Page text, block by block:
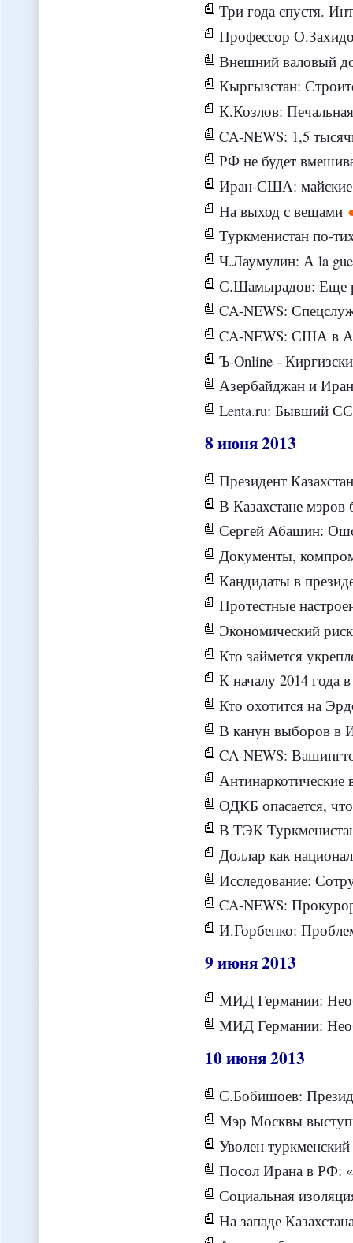
Три года спустя. Интервью с
Профессор О.Захидов:
Внешний валовый
Кыргызстан: Строительный
К.Козлов: Печальная
CA-NEWS: 1,5
РФ не будет
Иран-США: майские
На выход с вещами
Туркменистан по-
Ч.Лаумулин: А la guerre comme а
С.Шамырадов: Еще раз
CA-NEWS:
CA-NEWS: США в
Ъ-Online -
Азербайджан и Иран
Lenta.ru: Бывший СССР:
8июня2013
Президент Казахстана вернул в
В Казахстане мэров будут выбирать - но
Сергей Абашин: Ошские
Документы, компрометирующие Гульнару
Кандидаты в
Протестные настроения в Турции
Экономический риск:
Кто займется
К началу 2014 года в
Кто охотится на
В канун выборов в
CA-NEWS: Вашингтон
Антинаркотические
ОДКБ опасается, что
В ТЭК
Доллар как
Исследование: Сотрудники
CA-NEWS: Прокурор Швеции
И.Горбенко: Проблема маловодья
9июня2013
МИД Германии:
МИД Германии:
10июня2013
С.Бобишоев: Президент
Мэр Москвы
Уволен
Посол Ирана в РФ: «Мы
Социальная изоляция
На западе